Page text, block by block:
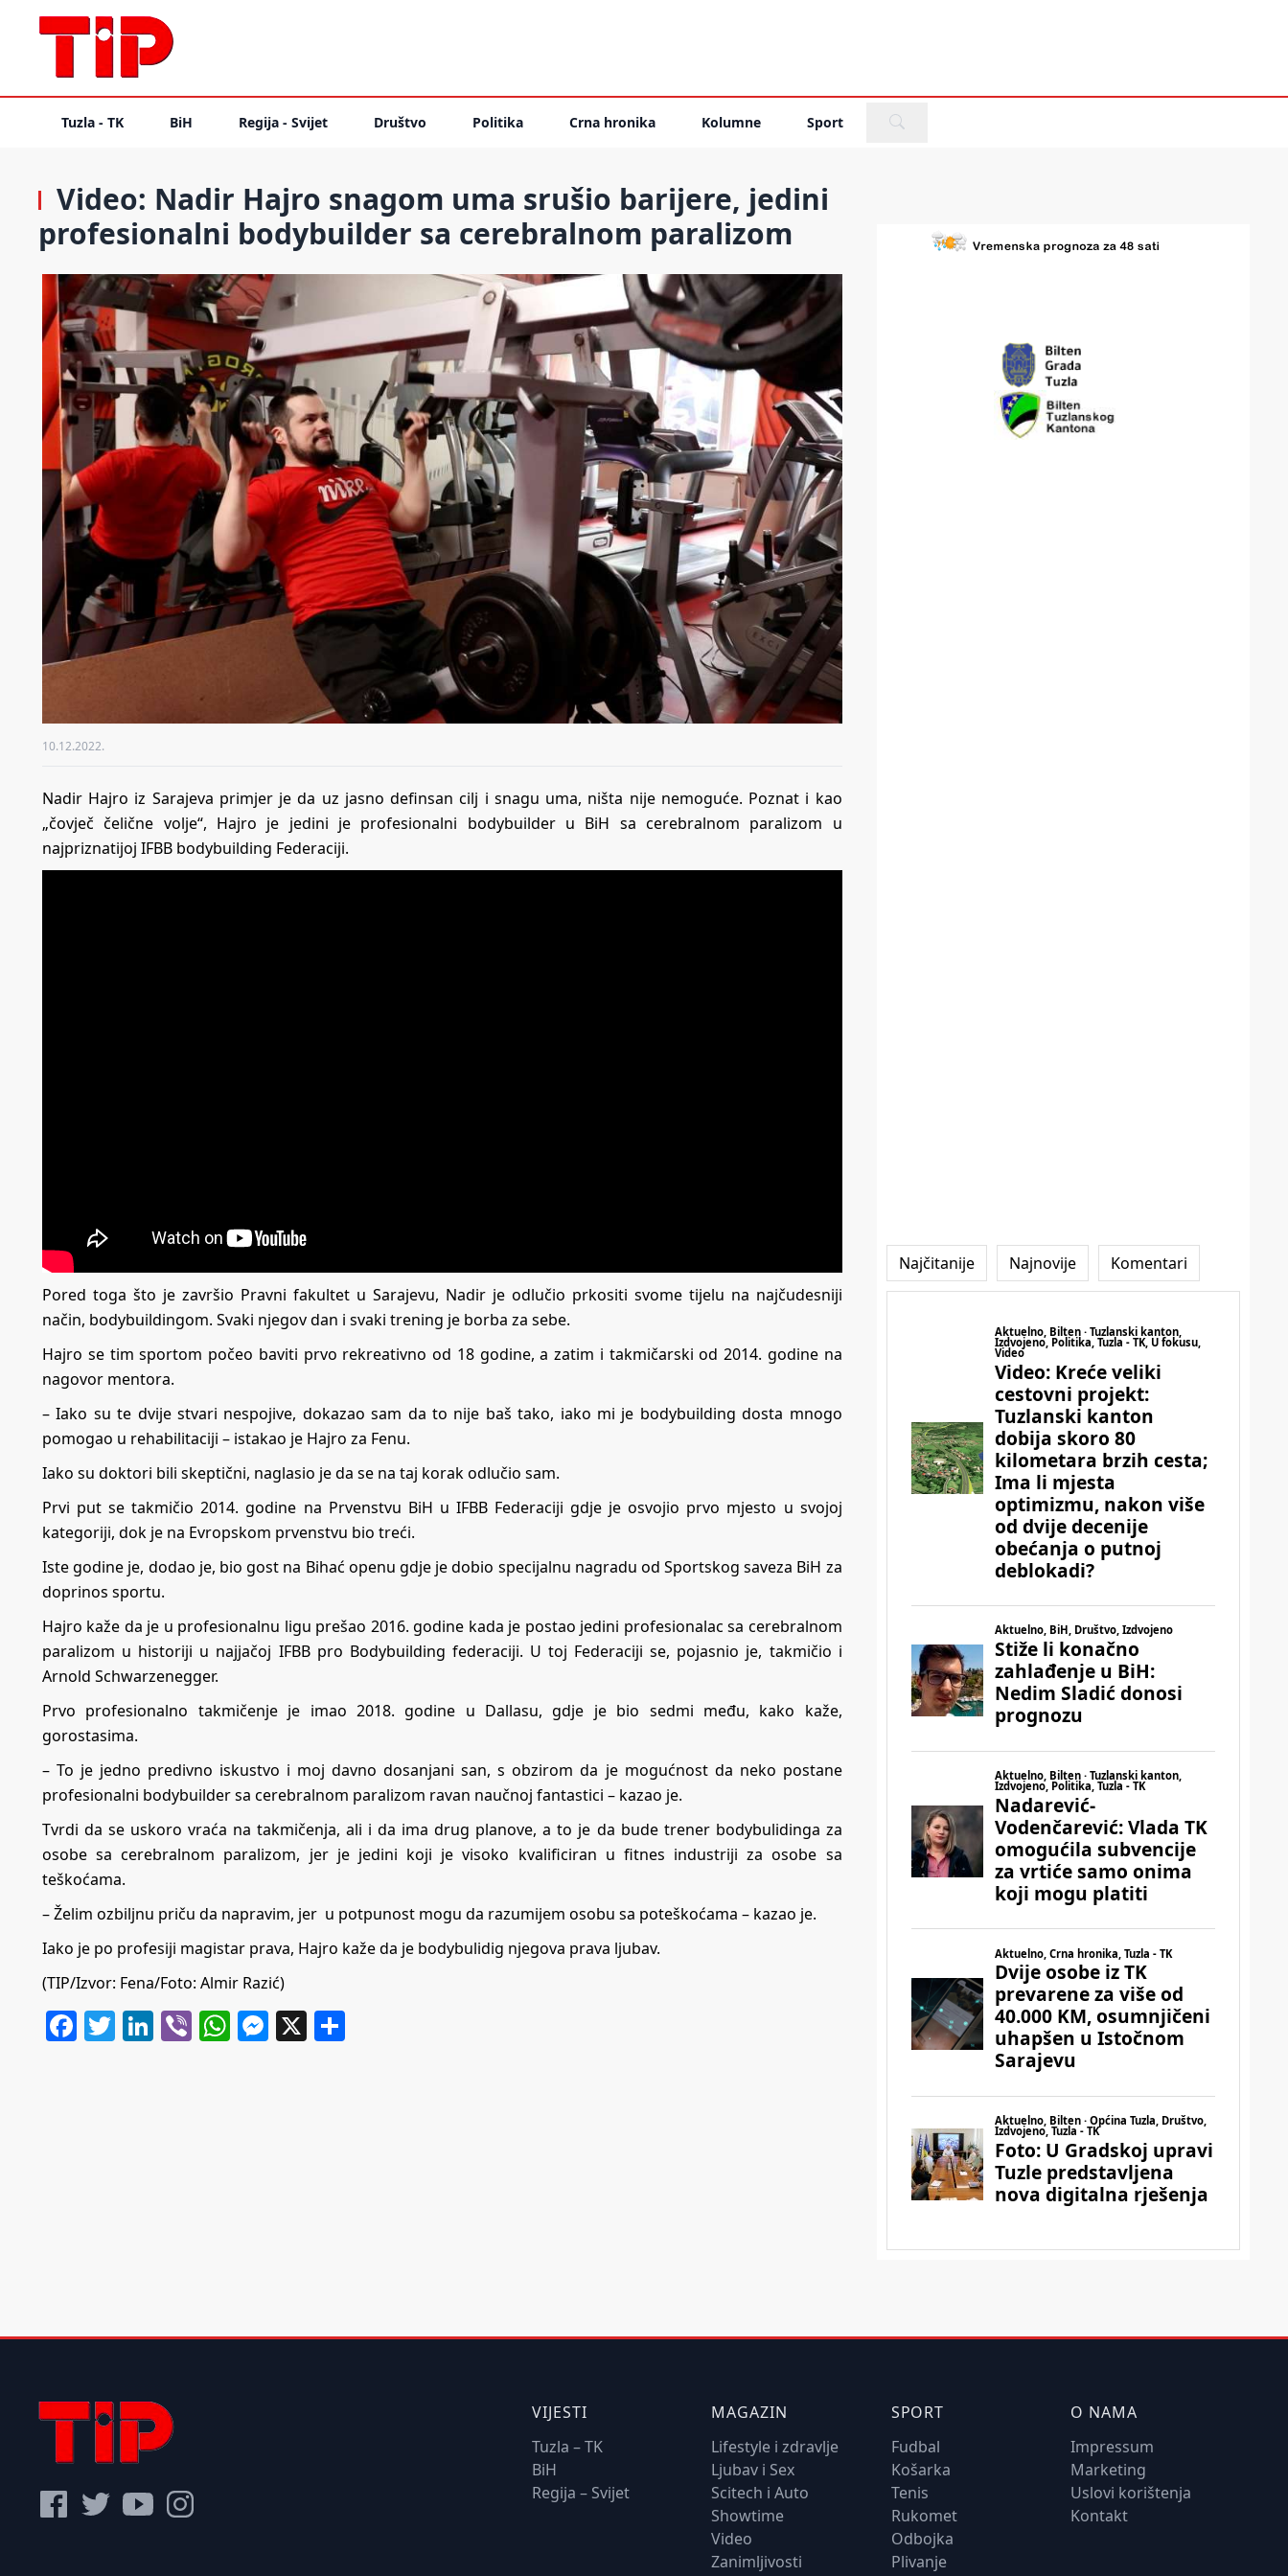
Tuzla - TK BiH Regija - Svijet Društvo Politika Crna hronika Kolumne Sport
Video: Nadir Hajro snagom uma srušio barijere, jedini
profesionalni bodybuilder sa cerebralnom paralizom
10.12.2022.
Nadir Hajro iz Sarajeva primjer je da uz jasno definsan cilj i snagu uma, ništa nije nemoguće. Poznat i kao
„čovječ čelične volje“, Hajro je jedini je profesionalni bodybuilder u BiH sa cerebralnom paralizom u
najpriznatijoj IFBB bodybuilding Federaciji.
Pored toga što je završio Pravni fakultet u Sarajevu, Nadir je odlučio prkositi svome tijelu na najčudesniji
način, bodybuildingom. Svaki njegov dan i svaki trening je borba za sebe.
Hajro se tim sportom počeo baviti prvo rekreativno od 18 godine, a zatim i takmičarski od 2014. godine na
nagovor mentora.
– Iako su te dvije stvari nespojive, dokazao sam da to nije baš tako, iako mi je bodybuilding dosta mnogo
pomogao u rehabilitaciji – istakao je Hajro za Fenu.
Iako su doktori bili skeptični, naglasio je da se na taj korak odlučio sam.
Prvi put se takmičio 2014. godine na Prvenstvu BiH u IFBB Federaciji gdje je osvojio prvo mjesto u svojoj
kategoriji, dok je na Evropskom prvenstvu bio treći.
Iste godine je, dodao je, bio gost na Bihać openu gdje je dobio specijalnu nagradu od Sportskog saveza BiH za
doprinos sportu.
Hajro kaže da je u profesionalnu ligu prešao 2016. godine kada je postao jedini profesionalac sa cerebralnom
paralizom u historiji u najjačoj IFBB pro Bodybuilding federaciji. U toj Federaciji se, pojasnio je, takmičio i
Arnold Schwarzenegger.
Prvo profesionalno takmičenje je imao 2018. godine u Dallasu, gdje je bio sedmi među, kako kaže,
gorostasima.
– To je jedno predivno iskustvo i moj davno dosanjani san, s obzirom da je mogućnost da neko postane
profesionalni bodybuilder sa cerebralnom paralizom ravan naučnoj fantastici – kazao je.
Tvrdi da se uskoro vraća na takmičenja, ali i da ima drug planove, a to je da bude trener bodybulidinga za
osobe sa cerebralnom paralizom, jer je jedini koji je visoko kvalificiran u fitnes industriji za osobe sa
teškoćama.
– Želim ozbiljnu priču da napravim, jer u potpunost mogu da razumijem osobu sa poteškoćama – kazao je.
Iako je po profesiji magistar prava, Hajro kaže da je bodybulidig njegova prava ljubav.
(TIP/Izvor: Fena/Foto: Almir Razić)
Facebook
Twitter
LinkedIn
ViberWhatsApp
Messenger
X
Najčitanije Najnovije Komentari
VIJESTI
Tuzla – TK
BiH
Regija – Svijet
MAGAZIN
Lifestyle i zdravlje
Ljubav i Sex
Scitech i Auto
Showtime
Video
Zanimljivosti
SPORT
Fudbal
Košarka
Tenis
Rukomet
Odbojka
Plivanje
O NAMA
Impressum
Marketing
Uslovi korištenja
Kontakt